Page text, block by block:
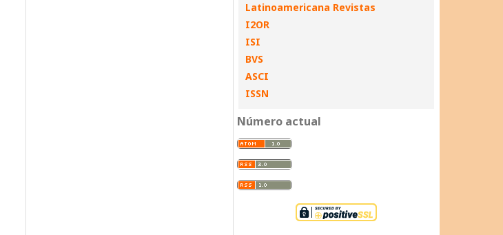
Latinoamericana Revistas
I2OR
ISI
BVS
ASCI
ISSN
Número actual